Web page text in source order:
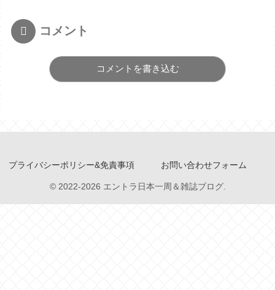
コメント
コメントを書き込む
プライバシーポリシー&免責事項 お問い合わせフォーム
© 2022-2026 エントラ日本一周＆雑誌ブログ.